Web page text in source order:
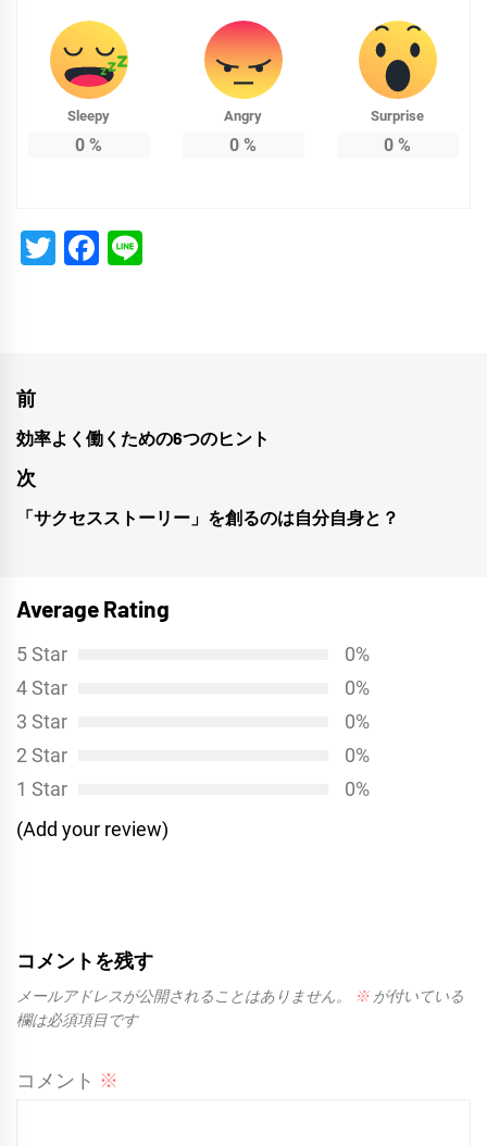
Sleepy
0 %
Angry
0 %
Surprise
0 %
TwitterFacebook
投
稿
ナ
ビ
ー
ョ
ン
前
前
の
投
効率よく働くための6つのヒント
次
次
稿:
「サクセスストーリー」を創るのは自分自身と？
Average Rating
5 Star
0%
4 Star
0%
3 Star
0%
2 Star
0%
1 Star
0%
(Add your review)
コメントを残す
メールアドレスが公開されることはありません。 ※ が付いている
欄は必須項目です
コメント ※